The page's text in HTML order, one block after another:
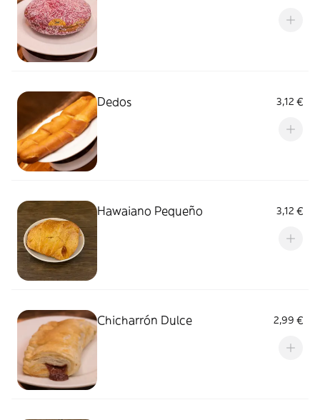
Dedos 3,12 €
Hawaiano Pequeño 3,12 €
Chicharrón Dulce 2,99 €